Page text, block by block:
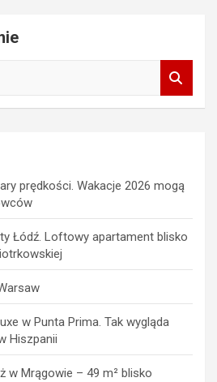
prędkości. Wakacje 2026 mogą
Łódź. Loftowy apartament blisko
w Punta Prima. Tak wygląda
Hiszpanii
w Mrągowie – 49 m² blisko